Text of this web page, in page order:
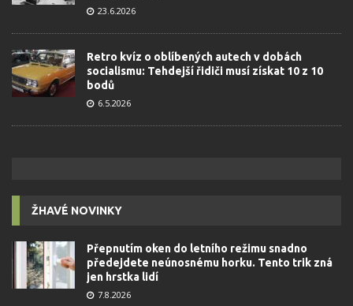
23.6.2026
Retro kvíz o oblíbených autech v dobách
socialismu: Tehdejší řidiči musí získat 10 z 10
bodů
6.5.2026
ŽHAVÉ NOVINKY
Přepnutím oken do letního režimu snadno
předejdete neúnosnému horku. Tento trik zná
jen hrstka lidí
7.8.2026